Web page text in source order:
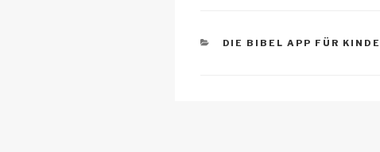
k
o p
KATEGORIEN
DIE BIBEL APP FÜR